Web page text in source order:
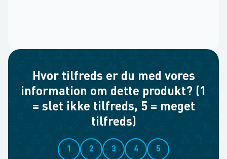
Hvor tilfreds er du med vores
information om dette produkt? (1
= slet ikke tilfreds, 5 = meget
tilfreds)
1 2 3 4 5